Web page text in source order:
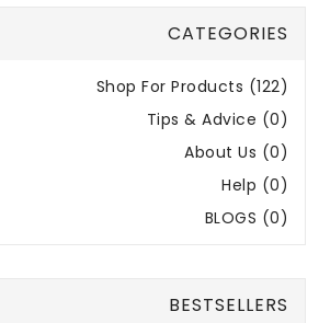
CATEGORIES
Shop For Products (122)
Tips & Advice (0)
About Us (0)
Help (0)
BLOGS (0)
BESTSELLERS